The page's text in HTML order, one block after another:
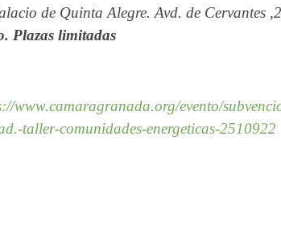
de Quinta Alegre. Avd. de Cervantes
Plazas limitadas
www.camaragranada.org/evento/
taller-comunidades-energeticas-2510922